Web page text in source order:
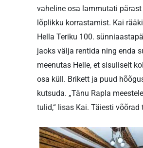
vaheline osa lammutati
lõplikku korrastamist. Kai
Hella Teriku 100.
jaoks välja rentida ning enda
meenutas Helle, et sisuliselt
osa küll. Brikett ja puud
kutsuda. „Tänu Rapla
tulid,“ lisas Kai. Täiesti võõrad